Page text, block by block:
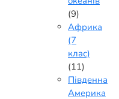
(9)
Африка
(7
клас)
(11)
Південна
Америка